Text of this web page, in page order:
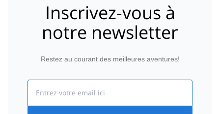
Inscrivez-vous à
notre newsletter
Restez au courant des meilleures aventures!